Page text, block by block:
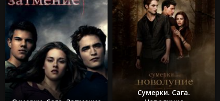
Сумерки. Сага.